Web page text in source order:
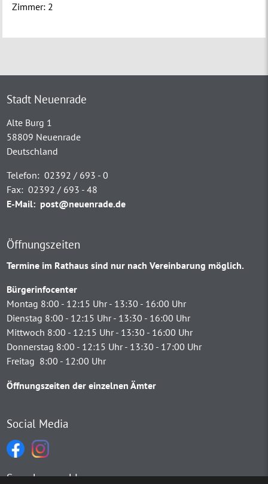
Zimmer: 2
Stadt Neuenrade
Alte Burg 1
58809 Neuenrade
Deutschland
Telefon: 02392 / 693 - 0
Fax: 02392 / 693 - 48
E-Mail: post@neuenrade.de
Öffnungszeiten
Termine im Rathaus sind nur nach Vereinbarung möglich.
Bürgerinfocenter
Montag 8:00 - 12:15 Uhr - 13:30 - 16:00 Uhr
Dienstag 8:00 - 12:15 Uhr - 13:30 - 16:00 Uhr
Mittwoch 8:00 - 12:15 Uhr - 13:30 - 16:00 Uhr
Donnerstag 8:00 - 12:15 Uhr - 13:30 - 17:00 Uhr
Freitag 8:00 - 12:00 Uhr
Öffnungszeiten der einzelnen Ämter
Social Media
Sprachauswahl